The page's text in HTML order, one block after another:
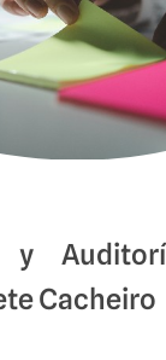
y
Cacheiro